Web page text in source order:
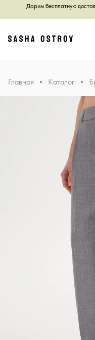
Дарим бесплатную
Главная
Главная Каталог